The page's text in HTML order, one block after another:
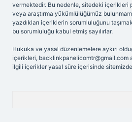
vermektedir. Bu nedenle, sitedeki içerikleri
veya araştırma yükümlülüğümüz
yazdıkları içeriklerin sorumluluğunu
bu sorumluluğu kabul etmiş sayılırlar.
Hukuka ve yasal düzenlemelere aykırı
içerikleri, backlinkpanelicomtr@gmail.com
ilgili içerikler yasal süre içerisinde